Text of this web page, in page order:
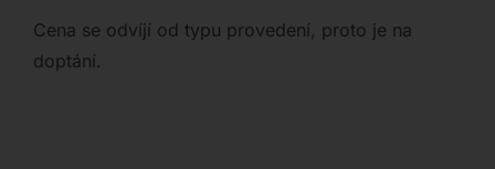
Cena se odvíjí od typu provedení, proto je na
doptání.